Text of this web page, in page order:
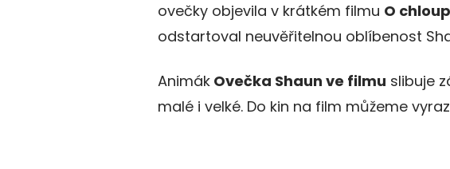
ovečky objevila v krátkém filmu O
odstartoval neuvěřitelnou oblíbenost
Animák Ovečka Shaun ve filmu slibuje
malé i velké. Do kin na film můžeme